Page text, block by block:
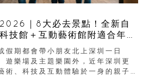
｜8大必去景點！全新自
技館＋互動藝術館附適合年
開放時間
假期都會帶小朋友北上深圳一日
遊樂場及主題樂園外，近年深圳更
術、科技及互動體驗於一身的親子